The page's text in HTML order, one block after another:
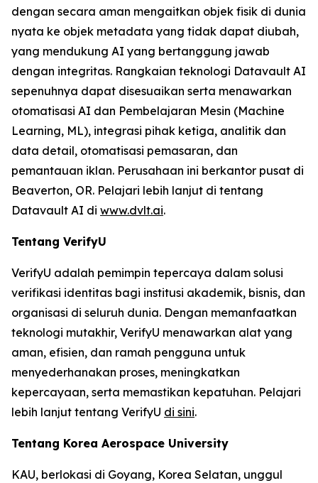
dengan secara aman mengaitkan objek fisik di dunia
nyata ke objek metadata yang tidak dapat diubah,
yang mendukung AI yang bertanggung jawab
dengan integritas. Rangkaian teknologi Datavault AI
sepenuhnya dapat disesuaikan serta menawarkan
otomatisasi AI dan Pembelajaran Mesin (Machine
Learning, ML), integrasi pihak ketiga, analitik dan
data detail, otomatisasi pemasaran, dan
pemantauan iklan. Perusahaan ini berkantor pusat di
Beaverton, OR. Pelajari lebih lanjut di tentang
Datavault AI di www.dvlt.ai.
Tentang VerifyU
VerifyU adalah pemimpin tepercaya dalam solusi
verifikasi identitas bagi institusi akademik, bisnis, dan
organisasi di seluruh dunia. Dengan memanfaatkan
teknologi mutakhir, VerifyU menawarkan alat yang
aman, efisien, dan ramah pengguna untuk
menyederhanakan proses, meningkatkan
kepercayaan, serta memastikan kepatuhan. Pelajari
lebih lanjut tentang VerifyU di sini.
Tentang Korea Aerospace University
KAU, berlokasi di Goyang, Korea Selatan, unggul